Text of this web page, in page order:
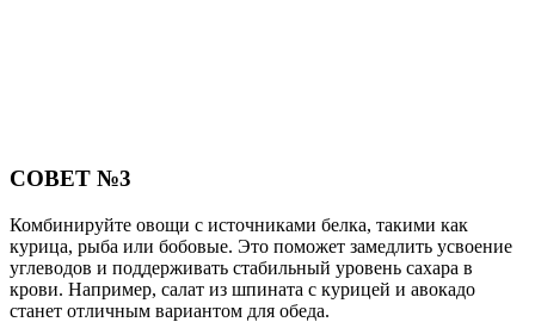
СОВЕТ №3
Комбинируйте овощи с источниками белка, такими как
курица, рыба или бобовые. Это поможет замедлить усвоение
углеводов и поддерживать стабильный уровень сахара в
крови. Например, салат из шпината с курицей и авокадо
станет отличным вариантом для обеда.